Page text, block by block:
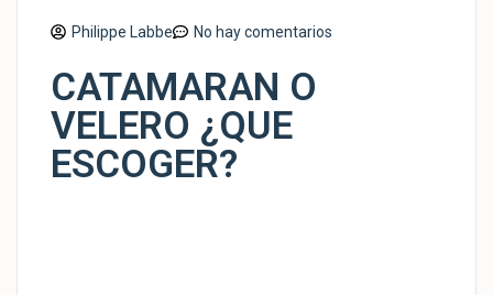
Philippe Labbe No hay comentarios
CATAMARAN O
VELERO ¿QUE
ESCOGER?